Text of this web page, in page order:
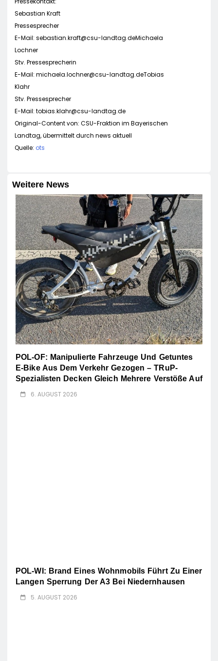
Sebastian Kraft
Pressesprecher
E-Mail: sebastian.kraft@csu-landtag.deMichaela
Lochner
Stv. Pressesprecherin
E-Mail: michaela.lochner@csu-landtag.deTobias
Klahr
Stv. Pressesprecher
E-Mail: tobias.klahr@csu-landtag.de
Original-Content von: CSU-Fraktion im Bayerischen
Landtag, übermittelt durch news aktuell
Quelle: ots
Weitere News
POL-OF: Manipulierte Fahrzeuge Und Getuntes
E-Bike Aus Dem Verkehr Gezogen – TRuP-
Spezialisten Decken Gleich Mehrere Verstöße Auf
6. AUGUST 2026
POL-WI: Brand Eines Wohnmobils Führt Zu Einer
Langen Sperrung Der A3 Bei Niedernhausen
5. AUGUST 2026